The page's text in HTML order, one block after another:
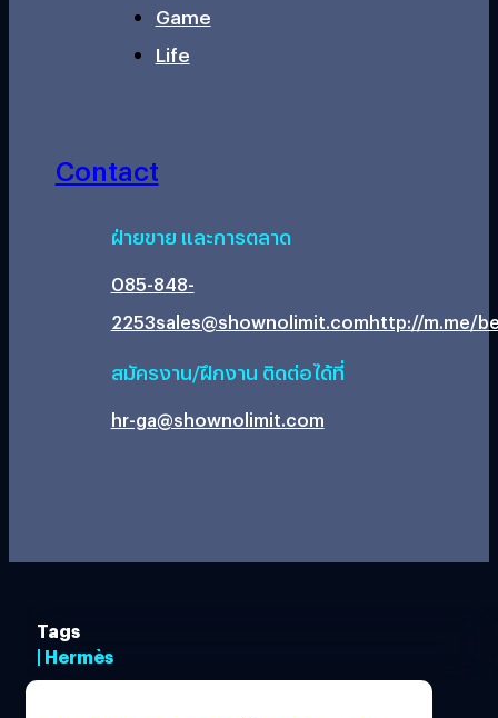
Game
Life
Contact
ฝ่ายขาย และการตลาด
085-848-
2253sales@shownolimit.comhttp://m.me/
สมัครงาน/ฝึกงาน ติดต่อได้ที่
hr-ga@shownolimit.com
Tags
| Hermès